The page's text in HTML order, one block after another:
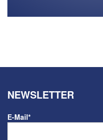
NEWSLETTER
E-Mail*